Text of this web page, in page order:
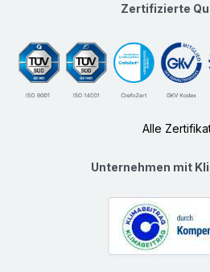
Zertifizierte
Alle
Unternehmen mit